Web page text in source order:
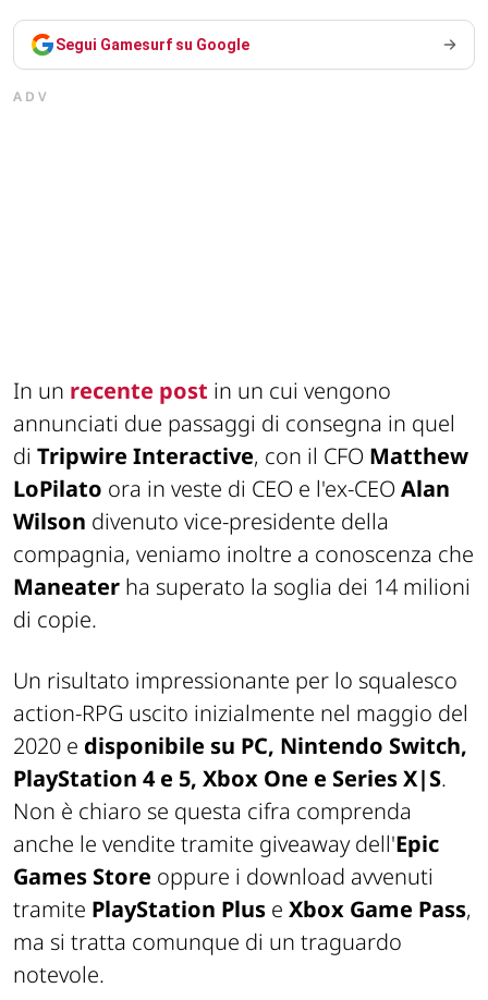
Segui Gamesurf su Google
ADV
In un recente post in un cui vengono
annunciati due passaggi di consegna in quel
di Tripwire Interactive, con il CFO Matthew
LoPilato ora in veste di CEO e l'ex-CEO Alan
Wilson divenuto vice-presidente della
compagnia, veniamo inoltre a conoscenza che
Maneater ha superato la soglia dei 14 milioni
di copie.
Un risultato impressionante per lo squalesco
action-RPG uscito inizialmente nel maggio del
2020 e disponibile su PC, Nintendo Switch,
PlayStation 4 e 5, Xbox One e Series X|S.
Non è chiaro se questa cifra comprenda
anche le vendite tramite giveaway dell'Epic
Games Store oppure i download avvenuti
tramite PlayStation Plus e Xbox Game Pass,
ma si tratta comunque di un traguardo
notevole.